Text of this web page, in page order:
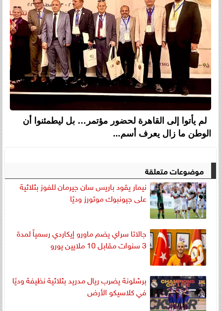
لم يأتوا إلى القاهرة لحضور مؤتمر… بل ليطمئنوا أن
الوطن ما زال يعرف أسم...
موضوعات متعلقة
نيمار يقود باريس سان جيرمان للفوز بثلاثية
على جيونبوك موتورز وديًا
جالاتا سراي يضم ماورو إيكاردي رسمياً لمدة
3 سنوات مقابل 10 ملايين يورو
برشلونة يضرب ريال مدريد بثلاثية نظيفة وديًا
في كلاسيكو الأرض